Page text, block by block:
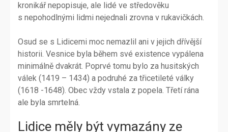
kronikář nepopisuje, ale lidé ve středověku
s nepohodlnými lidmi nejednali zrovna v rukavičkách.
Osud se s Lidicemi moc nemazlil ani v jejich dřívější
historii. Vesnice byla během své existence vypálena
minimálně dvakrát. Poprvé tomu bylo za husitských
válek (1419 – 1434) a podruhé za třicetileté války
(1618 -1648). Obec vždy vstala z popela. Třetí rána
ale byla smrtelná.
Lidice měly být vymazány ze